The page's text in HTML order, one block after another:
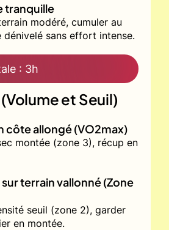
tranquille
modéré, cumuler au
dénivelé sans effort intense.
: 3h
et Seuil)
côte allongé (VO2max)
montée (zone 3), récup en
sur terrain vallonné (Zone
seuil (zone 2), garder
en montée.